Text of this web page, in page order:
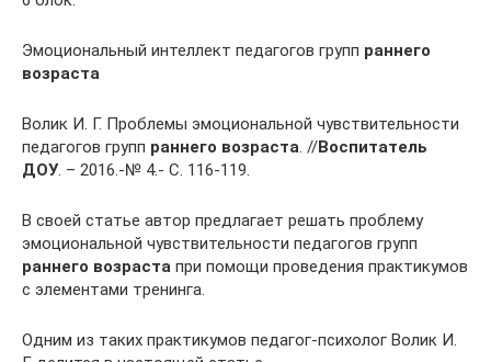
Эмоциональный интеллект педагогов групп раннего
возраста
Волик И. Г. Проблемы эмоциональной чувствительности
педагогов групп раннего возраста. //Воспитатель
ДОУ. – 2016.-№ 4.- С. 116-119.
В своей статье автор предлагает решать проблему
эмоциональной чувствительности педагогов групп
раннего возраста при помощи проведения практикумов
с элементами тренинга.
Одним из таких практикумов педагог-психолог Волик И.